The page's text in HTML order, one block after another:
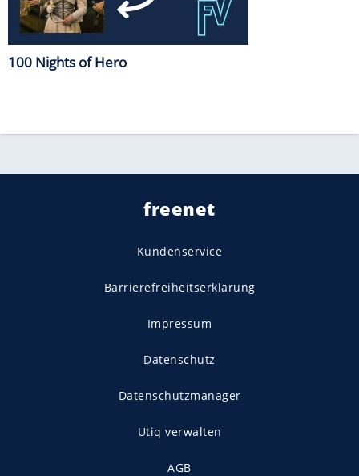
100 Nights of Hero
freenet
Kundenservice
Barrierefreiheitserklärung
Impressum
Datenschutz
Datenschutzmanager
Utiq verwalten
AGB